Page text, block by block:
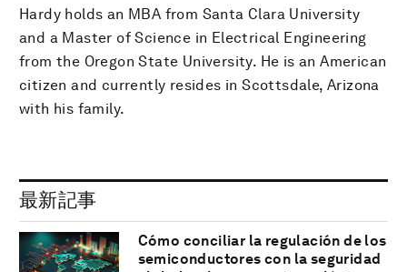
Hardy holds an MBA from Santa Clara University
and a Master of Science in Electrical Engineering
from the Oregon State University. He is an American
citizen and currently resides in Scottsdale, Arizona
with his family.
最新記事
Cómo conciliar la regulación de los
semiconductores con la seguridad